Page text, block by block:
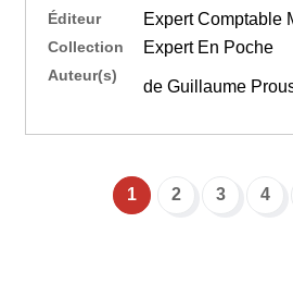
Éditeur Expert Comptable
Collection Expert En Poche
Auteur(s)
de Guillaume
Page
1 Page
2 Page
3 4